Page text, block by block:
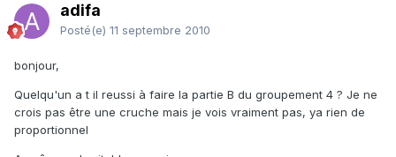
adifa
Posté(e) 11 septembre 2010
bonjour,
Quelqu'un a t il reussi à faire la partie B du groupement 4 ? Je ne
crois pas être une cruche mais je vois vraiment pas, ya rien de
proportionnel